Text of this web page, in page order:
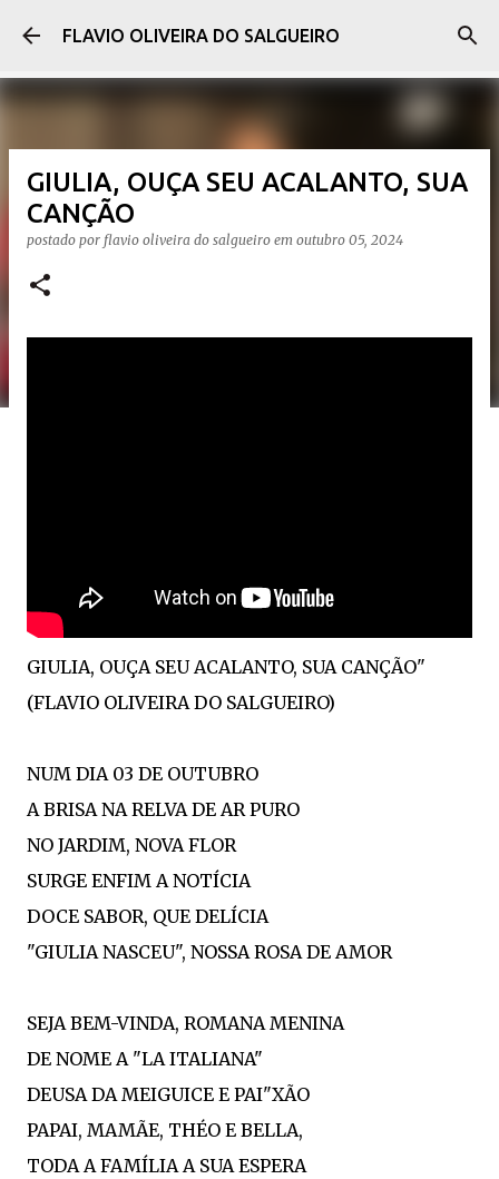
Pular para o conteúdo principal
FLAVIO OLIVEIRA DO SALGUEIRO
GIULIA, OUÇA SEU ACALANTO, SUA
CANÇÃO
postado por flavio oliveira do salgueiro em outubro 05, 2024
GIULIA, OUÇA SEU ACALANTO, SUA CANÇÃO"
(FLAVIO OLIVEIRA DO SALGUEIRO)
NUM DIA 03 DE OUTUBRO
A BRISA NA RELVA DE AR PURO
NO JARDIM, NOVA FLOR
SURGE ENFIM A NOTÍCIA
DOCE SABOR, QUE DELÍCIA
"GIULIA NASCEU", NOSSA ROSA DE AMOR
SEJA BEM-VINDA, ROMANA MENINA
DE NOME A "LA ITALIANA"
DEUSA DA MEIGUICE E PAI"XÃO
PAPAI, MAMÃE, THÉO E BELLA,
TODA A FAMÍLIA A SUA ESPERA